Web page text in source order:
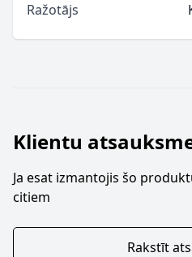
Ražotājs
Klientu
Ja esat izmantojis šo
citiem
Rakstīt